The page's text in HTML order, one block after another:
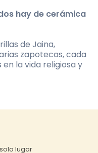
hay de cerámica
de Jaina,
zapotecas, cada
la vida religiosa y
lugar